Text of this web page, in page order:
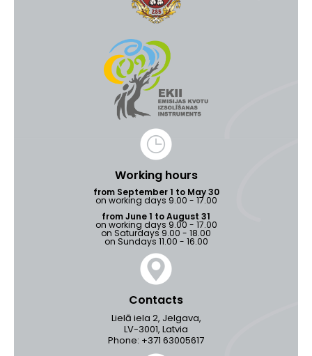
Working hours
from September 1 to May 30
on working days 9.00 - 17.00
from June 1 to August 31
on working days 9.00 - 17.00
on Saturdays 9.00 - 18.00
on Sundays 11.00 - 16.00
Contacts
Lielā iela 2, Jelgava,
LV-3001, Latvia
Phone: +371 63005617